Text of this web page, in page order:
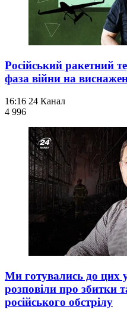
Російський ракетний
фаза війни на
16:16 24 Канал
4 996
Ми готувались до цих
розповіли про збитки
російського обстрілу